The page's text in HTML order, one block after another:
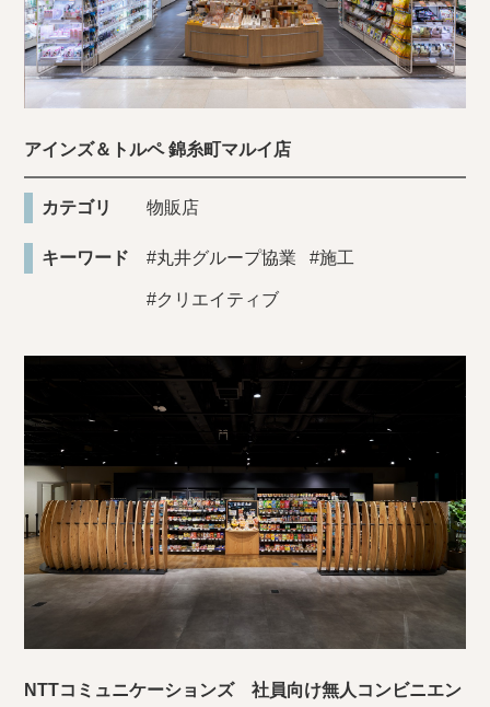
アインズ＆トルペ 錦糸町マルイ店
カテゴリ 物販店
キーワード #丸井グループ協業 #施工
#クリエイティブ
NTTコミュニケーションズ 社員向け無人コンビニエン